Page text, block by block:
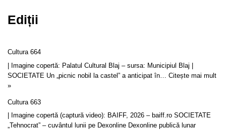
Ediții
Cultura 664
| Imagine copertă: Palatul Cultural Blaj – sursa: Municipiul Blaj |
SOCIETATE Un „picnic nobil la castel” a anticipat în… Citește mai mult
»
Cultura 663
| Imagine copertă (captură video): BAIFF, 2026 – baiff.ro SOCIETATE
„Tehnocrat” – cuvântul lunii pe Dexonline Dexonline publică lunar